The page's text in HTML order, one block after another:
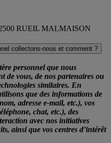
RUEIL MALMAISON
collectons-nous et comment ?
personnel que nous
de vous, de nos partenaires ou
similaires. En
que des informations de
adresse e-mail, etc.), vos
chat, etc.), des
avec nos initiatives
ainsi que vos centres d’intérêt